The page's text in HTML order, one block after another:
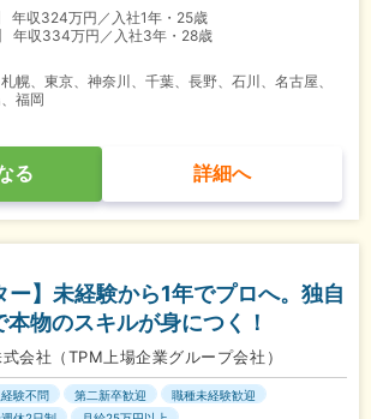
年収324万円／入社1年・25歳
年収334万円／入社3年・28歳
幌、東京、神奈川、千葉、長野、石川、名古屋、
福岡
る 詳細へ
ー】未経験から1年でプロへ。独自
物のスキルが身につく！
会社（TPM上場企業グループ会社）
験不問 第二新卒歓迎
職種未経験歓迎